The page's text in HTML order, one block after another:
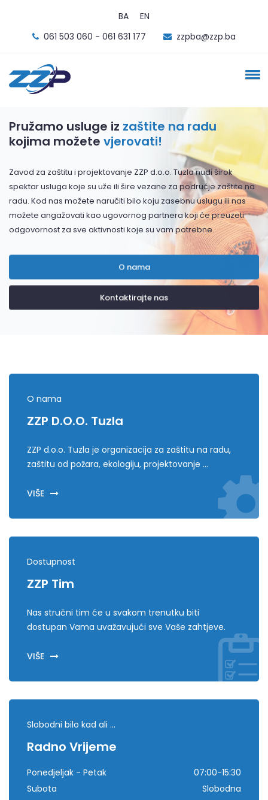
BA
EN
061 503 060 - 061 631 177
zzpba@zzp.ba
Pružamo usluge iz zaštite na radu
kojima možete vjerovati!
Zavod za zaštitu i projektovanje ZZP d.o.o. Tuzla nudi širok
spektar usluga koje su uže ili šire vezane za područje zaštite na
radu. Kod nas možete naručiti bilo koju zasebnu uslugu ili nas
možete angažovati kao ugovornog partnera koji će preuzeti
odgovornost za sve aktivnosti koje su vam potrebne.
O nama
Kontaktirajte nas
O nama
ZZP D.o.o. Tuzla
ZZP d.o.o. Tuzla je organizacija za zaštitu na radu,
zaštitu od požara, ekologiju, projektovanje ...
VIŠE
Dostupnost
ZZP Tim
Nas stručni tim će u svakom trenutku biti
dostupan Vama uvažavujući sve Vaše zahtjeve.
VIŠE
Slobodni bilo kad ali ...
Radno Vrijeme
Ponedjeljak - Petak
07:00-15:30
Subota
Slobodna